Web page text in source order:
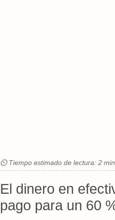
⏲ Tiempo estimado de lectura: 2
El dinero en
pago para un 60